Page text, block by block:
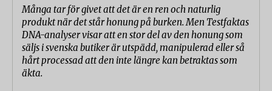
Många tar för givet att det är en ren och naturlig
produkt när det står honung på burken. Men Testfaktas
DNA-analyser visar att en stor del av den honung som
säljs i svenska butiker är utspädd, manipulerad eller så
hårt processad att den inte längre kan betraktas som
äkta.